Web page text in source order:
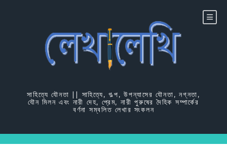
সাহিত্যে যৌনতা || সাহিত্যে, গল্প, উপন্যাসের যৌনতা, নগ্নতা,
যৌন মিলন এবং নারী দেহ, প্রেম, নারী পুরুষের দৈহিক সম্পার্কের
বর্ণনা সম্বলিত লেখার সংকলন